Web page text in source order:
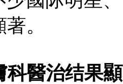
。
科醫治结果